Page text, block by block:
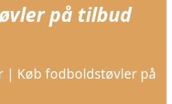
på tilbud
| Køb fodboldstøvler på